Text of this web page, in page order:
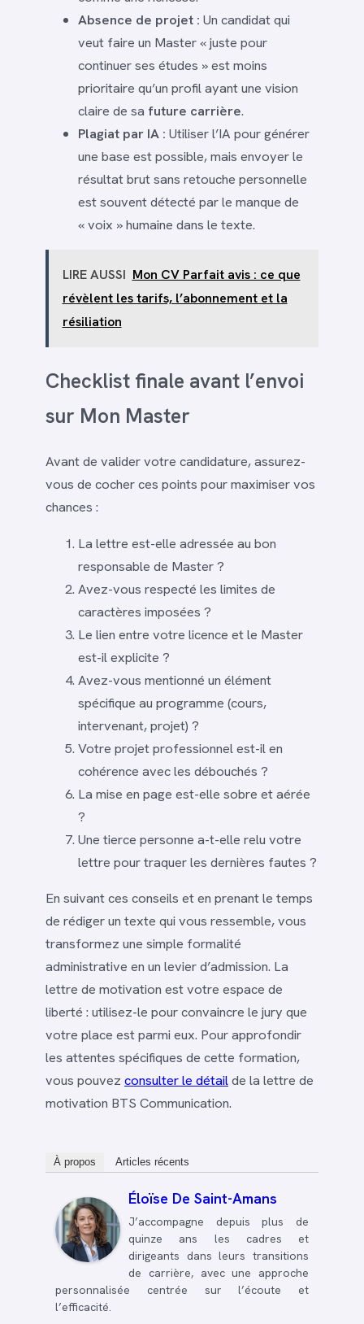
Absence de projet : Un candidat qui
veut faire un Master « juste pour
continuer ses études » est moins
prioritaire qu’un profil ayant une vision
claire de sa future carrière.
Plagiat par IA : Utiliser l’IA pour générer
une base est possible, mais envoyer le
résultat brut sans retouche personnelle
est souvent détecté par le manque de
« voix » humaine dans le texte.
LIRE AUSSI Mon CV Parfait avis : ce que
révèlent les tarifs, l’abonnement et la
résiliation
Checklist finale avant l’envoi
sur Mon Master
Avant de valider votre candidature, assurez-
vous de cocher ces points pour maximiser vos
chances :
La lettre est-elle adressée au bon
responsable de Master ?
Avez-vous respecté les limites de
caractères imposées ?
Le lien entre votre licence et le Master
est-il explicite ?
Avez-vous mentionné un élément
spécifique au programme (cours,
intervenant, projet) ?
Votre projet professionnel est-il en
cohérence avec les débouchés ?
La mise en page est-elle sobre et aérée
?
Une tierce personne a-t-elle relu votre
lettre pour traquer les dernières fautes ?
En suivant ces conseils et en prenant le temps
de rédiger un texte qui vous ressemble, vous
transformez une simple formalité
administrative en un levier d’admission. La
lettre de motivation est votre espace de
liberté : utilisez-le pour convaincre le jury que
votre place est parmi eux. Pour approfondir
les attentes spécifiques de cette formation,
vous pouvez consulter le détailde la lettre de
motivation BTS Communication.
À propos Articles récents
Éloïse De Saint-Amans
J’accompagne depuis plus de
quinze ans les cadres et
dirigeants dans leurs transitions
de carrière, avec une approche
personnalisée centrée sur l’écoute et
l’efficacité.